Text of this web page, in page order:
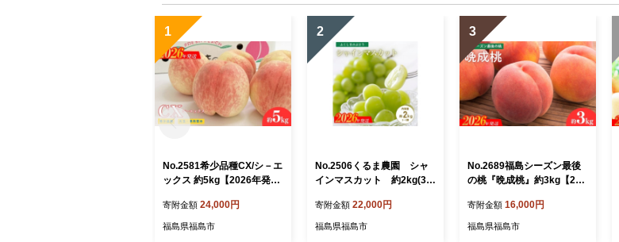
1
No.2581希少品種CX/シ－エ
ックス 約5kg【2026年発
寄附金額 24,000円
福島県福島市
2
No.2506くるま農園 シャ
インマスカット 約2kg(3～
約】
寄附金額 22,000円
福島県福島市
3
No.2689福島シーズン最後
の桃『晩成桃』約3kg【202
寄附金額 16,000円
福島県福島市